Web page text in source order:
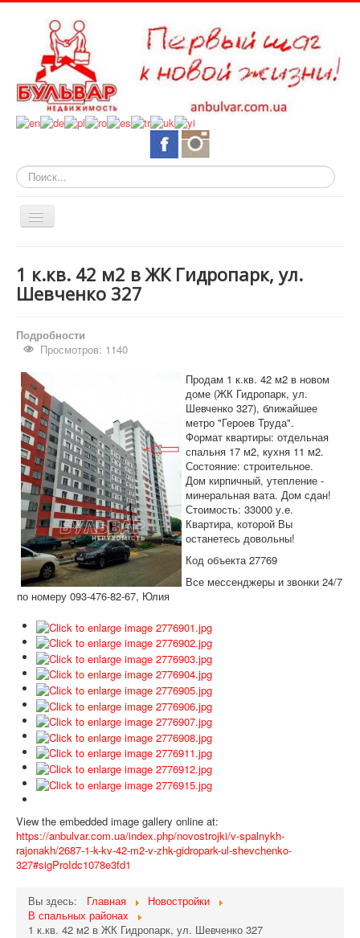
Искать...
Включить/
выключить
Горящие объекты
Квартиры
Коммерческая
Аренда
Информация
Дополнительные услуги
Вакансии
1 к.кв. 42 м2 в ЖК Гидропарк, ул.
Шевченко 327
Подробности
Просмотров: 1140
Продам 1 к.кв. 42 м2 в новом
доме (ЖК Гидропарк, ул.
Шевченко 327), ближайшее
метро "Героев Труда".
Формат квартиры: отдельная
спальня 17 м2, кухня 11 м2.
Состояние: строительное.
Дом кирпичный, утепление -
минеральная вата. Дом сдан!
Стоимость: 33000 у.е.
Квартира, которой Вы
останетесь довольны!
Код объекта 27769
Все мессенджеры и звонки 24/7
по номеру 093-476-82-67, Юлия
View the embedded image gallery online at:
https://anbulvar.com.ua/index.php/novostrojki/v-spalnykh-
rajonakh/2687-1-k-kv-42-m2-v-zhk-gidropark-ul-shevchenko-
327#sigProIdc1078e3fd1
Вы здесь: Главная
Новостройки
В спальных районах
1 к.кв. 42 м2 в ЖК Гидропарк, ул. Шевченко 327